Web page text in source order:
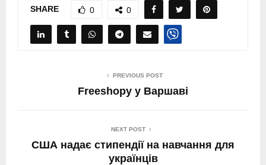
SHARE 0 0
PREVIOUS POST
Freeshopу у Варшаві
NEXT POST
США надає стипендії на навчання для
українців